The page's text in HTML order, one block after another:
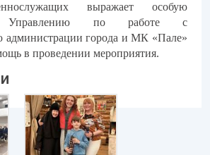
выражает особую
Управлению по работе с
администрации города и МК «Пале»
в проведении мероприятия.